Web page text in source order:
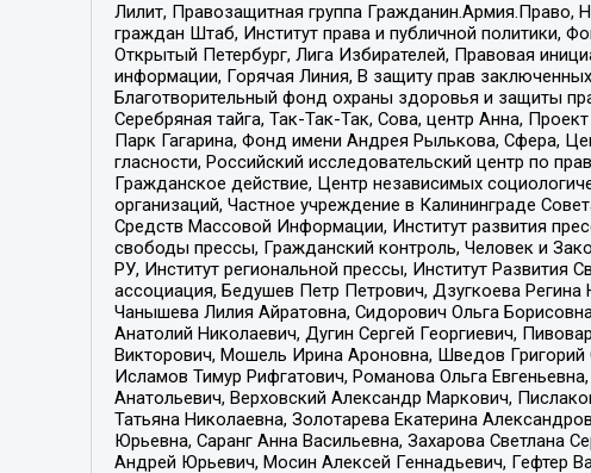
Лилит, Правозащитная группа Гражданин.Армия.Право,
граждан Штаб, Институт права и публичной
Открытый Петербург, Лига Избирателей, Правовая
информации, Горячая Линия, В защиту прав
Благотворительный фонд охраны здоровья и защиты
Серебряная тайга, Так-Так-Так, Сова, центр Анна,
Парк Гагарина, Фонд имени Андрея Рылькова, Сфера,
гласности, Российский исследовательский центр по
Гражданское действие, Центр независимых
организаций, Частное учреждение в Калининграде
Средств Массовой Информации, Институт развития
свободы прессы, Гражданский контроль, Человек и
РУ, Институт региональной прессы, Институт
ассоциация, Бедушев Петр Петрович, Дзугкоева
Чанышева Лилия Айратовна, Сидорович Ольга
Анатолий Николаевич, Дугин Сергей Георгиевич,
Викторович, Мошель Ирина Ароновна, Шведов Григорий
Исламов Тимур Рифгатович, Романова Ольга
Анатольевич, Верховский Александр Маркович,
Татьяна Николаевна, Золотарева Екатерина
Юрьевна, Саранг Анна Васильевна, Захарова Светлана
Андрей Юрьевич, Мосин Алексей Геннадьевич, Гефтер